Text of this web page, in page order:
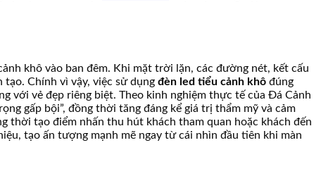
khô vào ban đêm. Khi mặt trời lặn, các đường nét, kết cấu
tạo. Chính vì vậy, việc sử dụng đèn led tiểu cảnh khô đúng
với vẻ đẹp riêng biệt. Theo kinh nghiệm thực tế của Đá Cảnh
gấp bội”, đồng thời tăng đáng kể giá trị thẩm mỹ và cảm
thời tạo điểm nhấn thu hút khách tham quan hoặc khách đến
tạo ấn tượng mạnh mẽ ngay từ cái nhìn đầu tiên khi màn